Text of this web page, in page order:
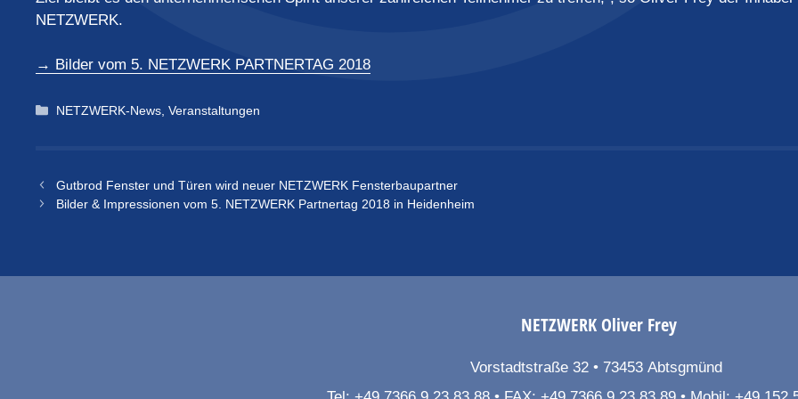
NETZWERK.
→ Bilder vom 5. NETZWERK PARTNERTAG 2018
Kategorien
NETZWERK-News ,Veranstaltungen
Gutbrod Fenster und Türen wird neuer NETZWERK Fensterbaupartner
Bilder & Impressionen vom 5. NETZWERK Partnertag 2018 in Heidenheim
NETZWERKOliver Frey
Vorstadtstraße 32 73453 Abtsgmünd